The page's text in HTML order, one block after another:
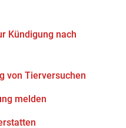
Kündigung nach
von Tierversuchen
melden